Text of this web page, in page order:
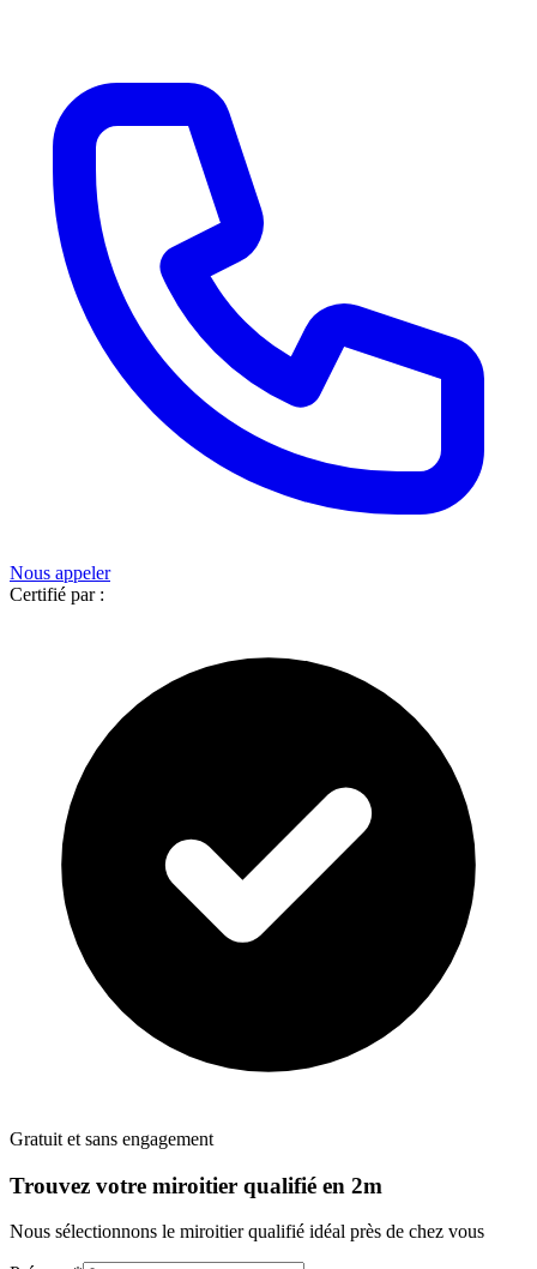
Nous appeler
Certifié par :
Gratuit et sans engagement
Trouvez votre miroitier qualifié en 2m
Nous sélectionnons le miroitierqualifié idéal près de chez vous